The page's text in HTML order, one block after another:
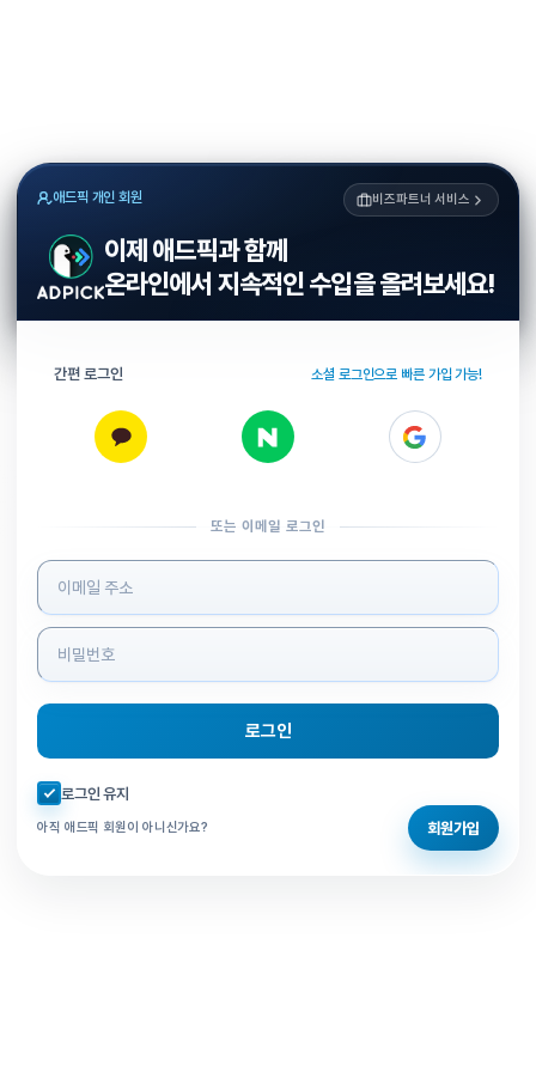
애드픽 개인 회원 비즈파트너 서비스
이제 애드픽과 함께
온라인에서 지속적인 수입을 올려보세요!
간편 로그인 소셜 로그인으로 빠른 가입 가능!
또는 이메일 로그인
로그인 정보 입력
로그인
자동로그인 체크
로그인 유지
아직 애드픽 회원이 아니신가요? 회원가입